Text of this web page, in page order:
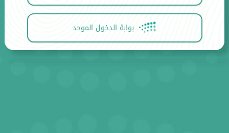
بوابة الدخول الموحد